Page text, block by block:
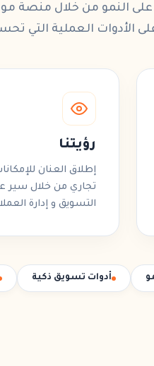
النمو من خلال منصة
الأدوات العملية التي
رؤيتنا
إطلاق العنان
تجاري من خلال سير
التسويق و إدارة
أدوات تسويق ذكية